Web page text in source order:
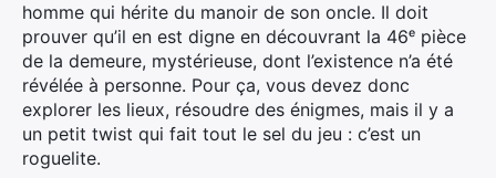
homme qui hérite du manoir de son oncle. Il doit
prouver qu’il en est digne en découvrant la 46ᵉ pièce
de la demeure, mystérieuse, dont l’existence n’a été
révélée à personne. Pour ça, vous devez donc
explorer les lieux, résoudre des énigmes, mais il y a
un petit twist qui fait tout le sel du jeu : c’est un
roguelite.